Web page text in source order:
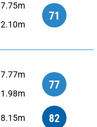
7.75m
2.10m
71
7.77m
1.98m
77
8.15m 82